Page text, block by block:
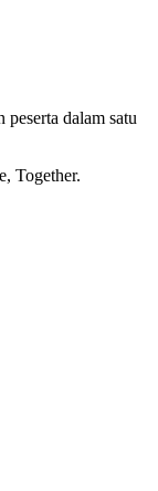
dalam satu
Together.